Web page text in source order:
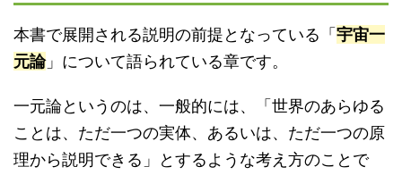
本書で展開される説明の前提となっている「 宇宙一
元論」について語られている章です。
一元論というのは、一般的には、「世界のあらゆる
ことは、ただ一つの実体、あるいは、ただ一つの原
理から説明できる」とするような考え方のことで